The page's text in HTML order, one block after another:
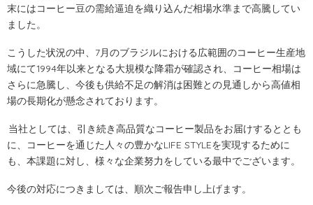
末にはコーヒー豆の需給逼迫を織り込んだ相場水準まで高騰してい
ました。
こうした状況の中、7月のブラジルにおける広範囲のコーヒー生産地
域にて1994年以来となる大規模な降霜が確認され、コーヒー相場は
さらに急騰し、今後も供給不足の解消は困難との見通しから高値相
場の長期化が懸念されております。
当社としては、引き続き高品質なコーヒー製品をお届けするととも
に、コーヒーを通じた人々の豊かなLIFE STYLEを実現するために
も、本課題に対し、様々な企業努力をしている最中でございます。
今後の対応につきましては、順次ご報告申し上げます。